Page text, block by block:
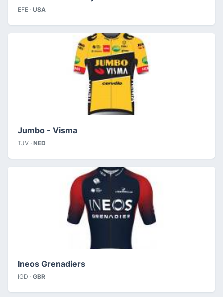
EFE · USA
Jumbo - Visma
TJV · NED
Ineos Grenadiers
IGD · GBR